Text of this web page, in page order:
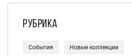
Рубрика
События Новые коллекции